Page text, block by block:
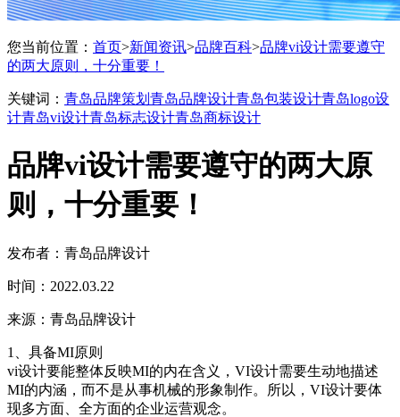
您当前位置： 首页>新闻资讯>品牌百科>品牌vi设计需要遵守
的两大原则，十分重要！
关键词： 青岛品牌策划 青岛品牌设计青岛包装设计青岛logo设
计青岛vi设计青岛标志设计青岛商标设计
品牌vi设计需要遵守的两大原
则，十分重要！
发布者：青岛品牌设计
时间：2022.03.22
来源：青岛品牌设计
1、具备MI原则
vi设计要能整体反映MI的内在含义，VI设计需要生动地描述
MI的内涵，而不是从事机械的形象制作。所以，VI设计要体
现多方面、全方面的企业运营观念。